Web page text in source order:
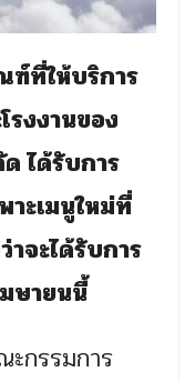
ที่ให้บริการ
รงงานของ
ได้รับการ
ะเมนูใหม่ที่
จะได้รับการ
ษายนนี้
ะกรรมการ